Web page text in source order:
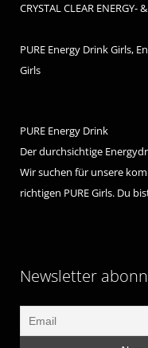
CRYSTAL CLEAR ENERGY-
PURE Energy Drink Girls,
Girls
PURE Energy Drink
Der durchsichtige
Wir suchen für unsere
richtigen PURE Girls. Du
Newsletter